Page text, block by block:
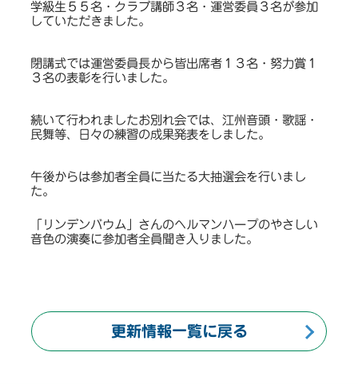
学級生５５名・クラブ講師３名・運営委員３名が参加
していただきました。
閉講式では運営委員長から皆出席者１３名・努力賞１
３名の表彰を行いました。
続いて行われましたお別れ会では、江州音頭・歌謡・
民舞等、日々の練習の成果発表をしました。
午後からは参加者全員に当たる大抽選会を行いまし
た。
「リンデンバウム」さんのヘルマンハープのやさしい
音色の演奏に参加者全員聞き入りました。
更新情報一覧に戻る